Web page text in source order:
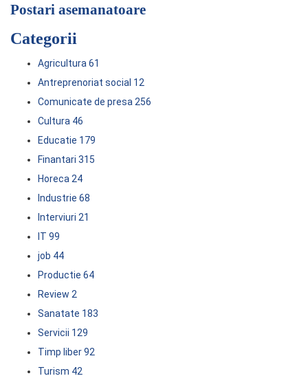
Postari asemanatoare
Categorii
Agricultura 61
Antreprenoriat social 12
Comunicate de presa 256
Cultura 46
Educatie 179
Finantari 315
Horeca 24
Industrie 68
Interviuri 21
IT 99
job 44
Productie 64
Review 2
Sanatate 183
Servicii 129
Timp liber92
Turism 42